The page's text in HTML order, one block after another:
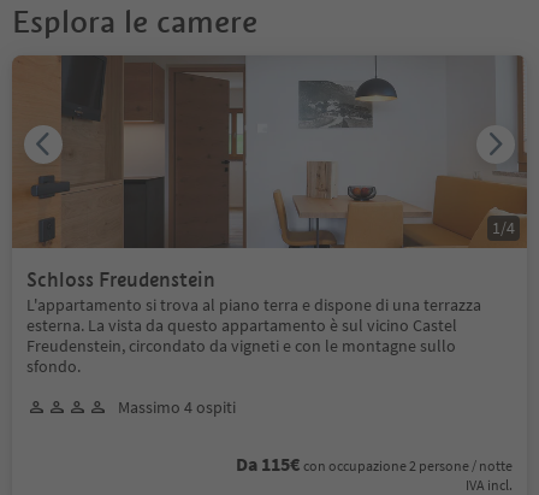
Esplora le camere
Schloss Freudenstein
L'appartamento si trova al piano terra e dispone di una terrazza
esterna. La vista da questo appartamento è sul vicino Castel
Freudenstein, circondato da vigneti e con le montagne sullo
sfondo.
Massimo 4 ospiti
Da 115€ con occupazione 2 persone / notte
IVA incl.
1 /4